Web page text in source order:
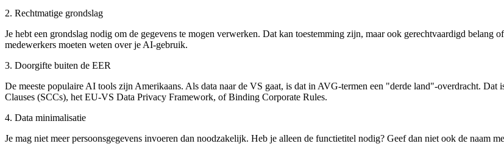
2. Rechtmatige grondslag
Je hebt een grondslag nodig om de gegevens te mogen verwerken. Dat kan toestemming zijn, maar ook gerechtvaardigd
medewerkers moeten weten over je AI-gebruik.
3. Doorgifte buiten de EER
De meeste populaire AI tools zijn Amerikaans. Als data naar de VS gaat, is dat in AVG-termen een "derde land"-overdracht. Dat
Clauses (SCCs), het EU-VS Data Privacy Framework, of Binding Corporate Rules.
4. Data minimalisatie
Je mag niet meer persoonsgegevens invoeren dan noodzakelijk. Heb je alleen de functietitel nodig? Geef dan niet ook de naam